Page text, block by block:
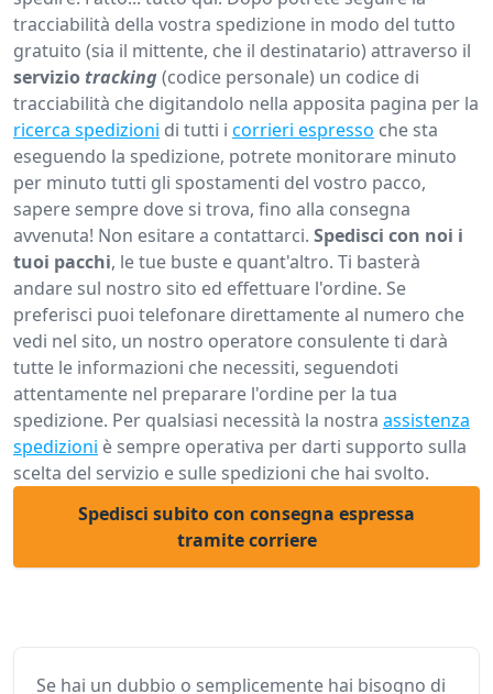
tracciabilità della vostra spedizione in modo del tutto
gratuito (sia il mittente, che il destinatario) attraverso il
serviziotracking (codice personale) un codice di
tracciabilità che digitandolo nella apposita pagina per la
ricerca spedizioni di tutti i corrieri espresso che sta
eseguendo la spedizione, potrete monitorare minuto
per minuto tutti gli spostamenti del vostro pacco,
sapere sempre dove si trova, fino alla consegna
avvenuta! Non esitare a contattarci. Spedisci con noi i
tuoi pacchi, le tue buste e quant'altro. Ti basterà
andare sul nostro sito ed effettuare l'ordine. Se
preferisci puoi telefonare direttamente al numero che
vedi nel sito, un nostro operatore consulente ti darà
tutte le informazioni che necessiti, seguendoti
attentamente nel preparare l'ordine per la tua
spedizione. Per qualsiasi necessità la nostra assistenza
spedizioni è sempre operativa per darti supporto sulla
scelta del servizio e sulle spedizioni che hai svolto.
Spedisci subito con consegna espressa
tramite corriere
Se hai un dubbio o semplicemente hai bisogno di